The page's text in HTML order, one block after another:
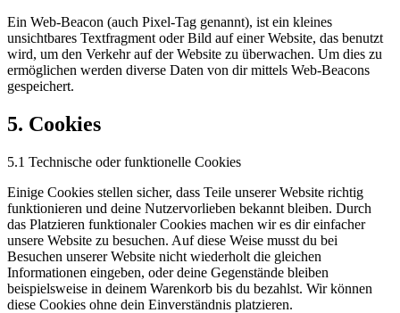
Ein Web-Beacon (auch Pixel-Tag genannt), ist ein kleines
unsichtbares Textfragment oder Bild auf einer Website, das benutzt
wird, um den Verkehr auf der Website zu überwachen. Um dies zu
ermöglichen werden diverse Daten von dir mittels Web-Beacons
gespeichert.
5. Cookies
5.1 Technische oder funktionelle Cookies
Einige Cookies stellen sicher, dass Teile unserer Website richtig
funktionieren und deine Nutzervorlieben bekannt bleiben. Durch
das Platzieren funktionaler Cookies machen wir es dir einfacher
unsere Website zu besuchen. Auf diese Weise musst du bei
Besuchen unserer Website nicht wiederholt die gleichen
Informationen eingeben, oder deine Gegenstände bleiben
beispielsweise in deinem Warenkorb bis du bezahlst. Wir können
diese Cookies ohne dein Einverständnis platzieren.